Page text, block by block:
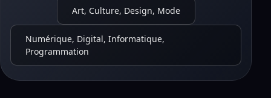
Art, Culture, Design, Mode
Numérique, Digital, Informatique,
Programmation